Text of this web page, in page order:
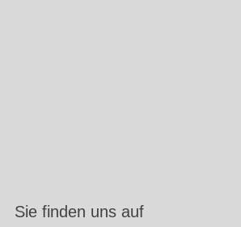
Sie finden uns auf